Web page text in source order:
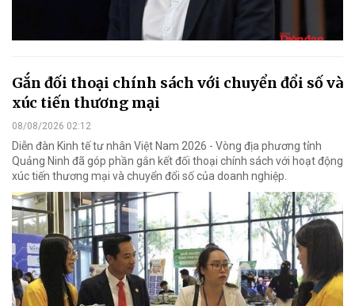
Gắn đối thoại chính sách với chuyển đổi số và
xúc tiến thương mại
08/08/2026 02:12
Diễn đàn Kinh tế tư nhân Việt Nam 2026 - Vòng địa phương tỉnh
Quảng Ninh đã góp phần gắn kết đối thoại chính sách với hoạt động
xúc tiến thương mại và chuyển đổi số của doanh nghiệp.